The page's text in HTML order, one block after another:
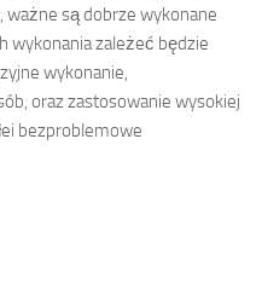
ważne są dobrze wykonane
wykonania zależeć będzie
wykonanie,
oraz zastosowanie wysokiej
bezproblemowe